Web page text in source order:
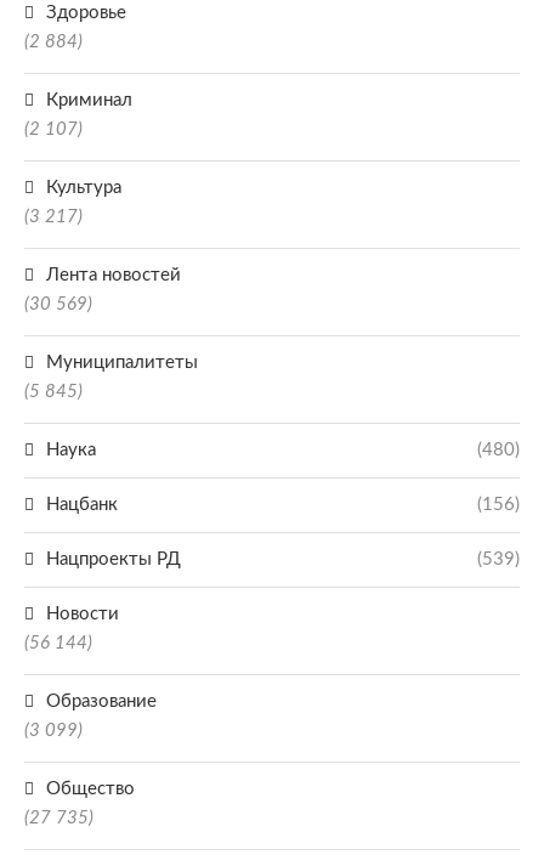
Здоровье
(2 884)
Криминал
(2 107)
Культура
(3 217)
Лента новостей
(30 569)
Муниципалитеты
(5 845)
Наука (480)
Нацбанк (156)
Нацпроекты РД (539)
Новости
(56 144)
Образование
(3 099)
Общество
(27 735)